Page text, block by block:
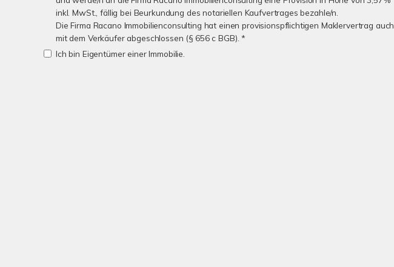
inkl. MwSt., fällig bei Beurkundung des notariellen Kaufvertrages bezahle/n.
Die Firma Racano Immobilienconsulting hat einen provisionspflichtigen Maklervertrag auch
mit dem Verkäufer abgeschlossen (§ 656 c BGB). *
Ich bin Eigentümer einer Immobilie.